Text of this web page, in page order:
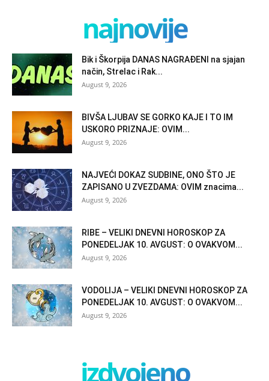
najnovije
Bik i Škorpija DANAS NAGRAĐENI na sjajan
način, Strelac i Rak...
August 9, 2026
BIVŠA LJUBAV SE GORKO KAJE I TO IM
USKORO PRIZNAJE: OVIM...
August 9, 2026
NAJVEĆI DOKAZ SUDBINE, ONO ŠTO JE
ZAPISANO U ZVEZDAMA: OVIM znacima...
August 9, 2026
RIBE – VELIKI DNEVNI HOROSKOP ZA
PONEDELJAK 10. AVGUST: O OVAKVOM...
August 9, 2026
VODOLIJA – VELIKI DNEVNI HOROSKOP ZA
PONEDELJAK 10. AVGUST: O OVAKVOM...
August 9, 2026
izdvojeno